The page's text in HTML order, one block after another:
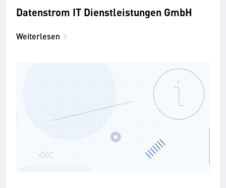
Datenstrom IT Dienstleistungen GmbH
Weiterlesen